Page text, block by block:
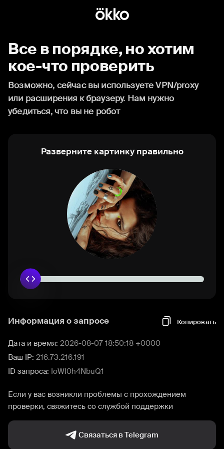
Все в порядке, но хотим
кое-что проверить
Возможно, сейчас вы используете VPN/proxy
или расширения к браузеру. Нам нужно
убедиться, что вы не робот
Разверните картинку правильно
Информация о запросе Копировать
Дата и время: 2026-08-07 18:50:18 +0000
Ваш IP: 216.73.216.191
ID запроса: IoWI0h4NbuQ1
Если у вас возникли проблемы с прохождением
проверки, свяжитесь со службой поддержки
Связаться в Telegram